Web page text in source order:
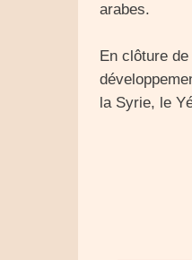
arabes.
En clôture
la Syrie, le